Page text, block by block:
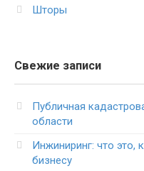
Шторы
Свежие записи
Публичная
области
Инжиниринг: что это,
бизнесу